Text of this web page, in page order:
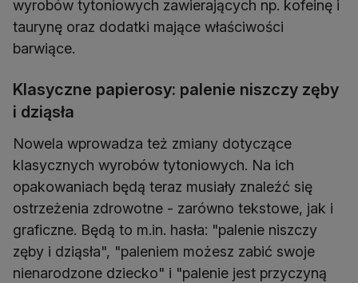
wyrobów tytoniowych zawierających np. kofeinę i
taurynę oraz dodatki mające właściwości
barwiące.
Klasyczne papierosy: palenie niszczy zęby
i dziąsła
Nowela wprowadza też zmiany dotyczące
klasycznych wyrobów tytoniowych. Na ich
opakowaniach będą teraz musiały znaleźć się
ostrzeżenia zdrowotne - zarówno tekstowe, jak i
graficzne. Będą to m.in. hasła: "palenie niszczy
zęby i dziąsła", "paleniem możesz zabić swoje
nienarodzone dziecko" i "palenie jest przyczyną